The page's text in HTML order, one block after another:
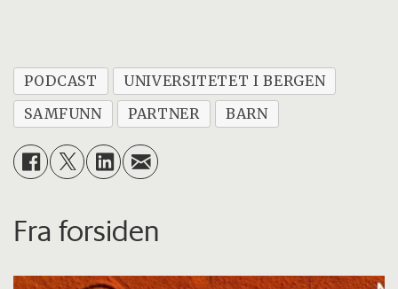
PODCAST
UNIVERSITETET I BERGEN
SAMFUNN
PARTNER BARN
Fra forsiden